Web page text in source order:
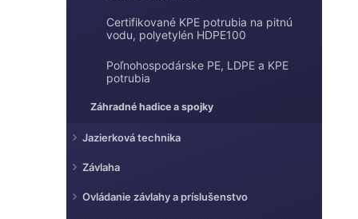
Certifikované KPE potrubia na pitnú
vodu, polyetylén HDPE100
Poľnohospodárske PE, LDPE a KPE
potrubia
Záhradné hadice a spojky
Jazierková technika
Závlaha
Ovládanie závlahy a príslušenstvo